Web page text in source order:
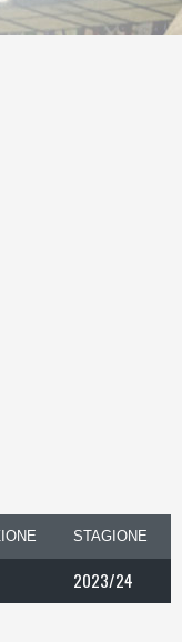
STAGIONE
2023/24